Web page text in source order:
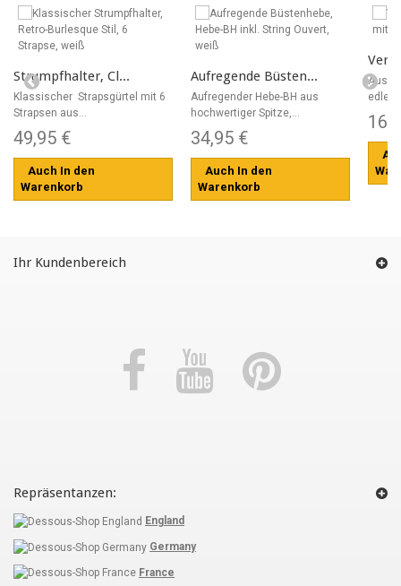
Strumpfhalter, Cl...
Klassischer Strapsgürtel mit 6
Strapsen aus...
49,95 €
Auch In den
Warenkorb
Aufregende Büsten...
Aufregender Hebe-BH aus
hochwertiger Spitze,...
34,95 €
Auch In den
Warenkorb
Aus
Ihr Kundenbereich
Repräsentanzen:
England
Germany
France